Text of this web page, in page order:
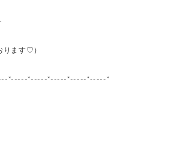
ります♡）
*-----*-----*-----*-----*-----*